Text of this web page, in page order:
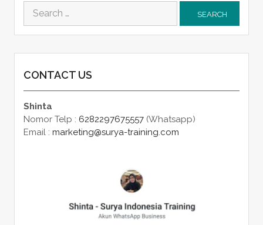
Search
for:
CONTACT US
Shinta
Nomor Telp : 6282297675557(Whatsapp)
Email : marketing@surya-training.com